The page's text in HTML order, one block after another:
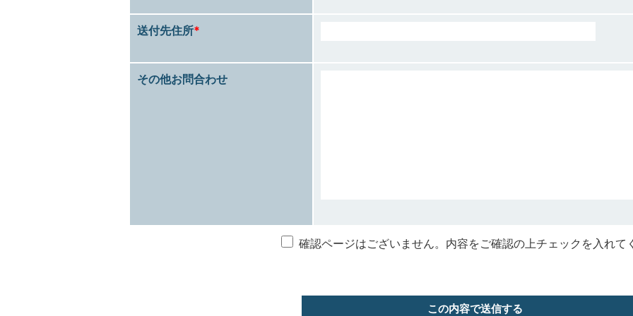
送付先住所*
その他お問合わせ
確認ページはございません。内容をご確認の上チェックを入れて